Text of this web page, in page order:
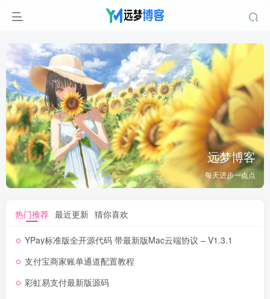
远梦博客
每天进步一点点
热门推荐 最近更新 猜你喜欢
YPay标准版全开源代码 带最新版Mac云端协议 – V1.3.1
支付宝商家账单通道配置教程
彩虹易支付最新版源码